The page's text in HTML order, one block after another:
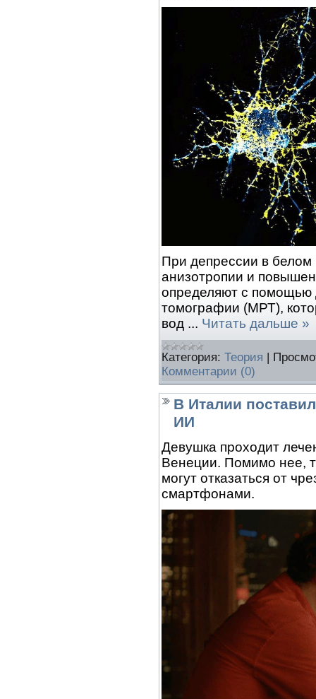
При депрессии в
анизотропии и
определяют с помощью
томографии (МРТ),
вод ... Читать дальше »
Категория: Теория
Комментарии (0)
В Италии
ИИ
Девушка проходит
Венеции. Помимо нее,
могут отказаться от
смартфонами.